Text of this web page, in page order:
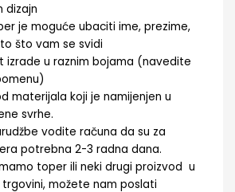
dizajn
je moguće ubaciti ime, prezime,
što vam se svidi
izrade u raznim bojama (navedite
materijala koji je namijenjen u
svrhe.
vodite računa da su za
potrebna 2-3 radna dana.
toper ili neki drugi proizvod u
možete nam poslati